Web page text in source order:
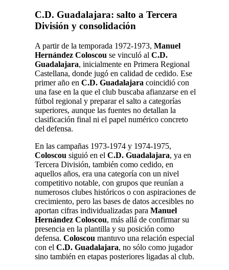
C.D. Guadalajara: salto a Tercera
División y consolidación
A partir de la temporada 1972-1973, Manuel
Hernández Coloscou se vinculó al C.D.
Guadalajara, inicialmente en Primera Regional
Castellana, donde jugó en calidad de cedido. Ese
primer año en C.D. Guadalajara coincidió con
una fase en la que el club buscaba afianzarse en el
fútbol regional y preparar el salto a categorías
superiores, aunque las fuentes no detallan la
clasificación final ni el papel numérico concreto
del defensa.
En las campañas 1973-1974 y 1974-1975,
Coloscou siguió en el C.D. Guadalajara, ya en
Tercera División, también como cedido, en
aquellos años, era una categoría con un nivel
competitivo notable, con grupos que reunían a
numerosos clubes históricos o con aspiraciones de
crecimiento, pero las bases de datos accesibles no
aportan cifras individualizadas para Manuel
Hernández Coloscou, más allá de confirmar su
presencia en la plantilla y su posición como
defensa. Coloscou mantuvo una relación especial
con el C.D. Guadalajara, no sólo como jugador
sino también en etapas posteriores ligadas al club.